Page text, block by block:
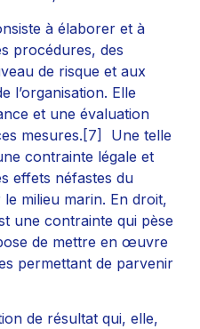
à élaborer et à
procédures, des
de risque et aux
l’organisation. Elle
et une évaluation
mesures. [7]
Une telle
contrainte légale et
effets néfastes du
milieu marin. En droit,
une contrainte qui pèse
de mettre en œuvre
permettant de parvenir
de résultat qui, elle,